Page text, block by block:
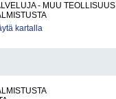
- MUU TEOLLISUUS
kartalla